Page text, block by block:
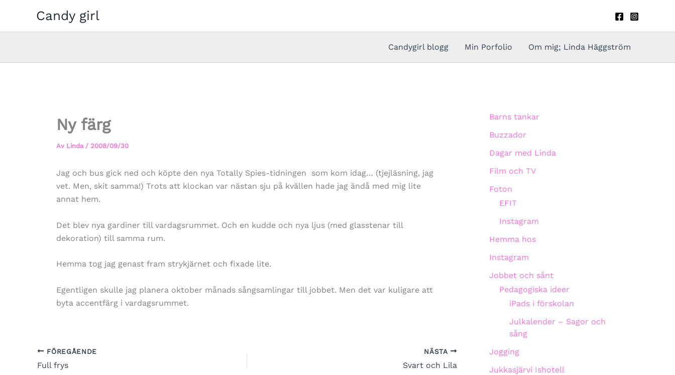
innehåll
Candy girl
Candygirl blogg Min Porfolio Om mig; Linda Häggström
Ny färg
Av Linda / 2008/09/30
Jag och bus gick ned och köpte den nya Totally Spies-tidningen som kom idag… (tjejläsning, jag
vet. Men, skit samma!) Trots att klockan var nästan sju på kvällen hade jag ändå med mig lite
annat hem.
Det blev nya gardiner till vardagsrummet. Och en kudde och nya ljus (med glasstenar till
dekoration) till samma rum.
Hemma tog jag genast fram strykjärnet och fixade lite.
Egentligen skulle jag planera oktober månads sångsamlingar till jobbet. Men det var kuligare att
byta accentfärg i vardagsrummet.
FÖREGÅENDE
Full frys
NÄSTA
Svart och Lila
Barns tankar
Buzzador
Dagar med Linda
Film och TV
Foton
EFIT
Instagram
Hemma hos
Instagram
Jobbet och sånt
Pedagogiska ideer
iPads i förskolan
Julkalender – Sagor och
sång
Jogging
Jukkasjärvi Ishotell